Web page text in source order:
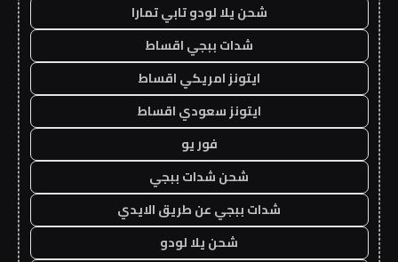
شحن يلا لودو تابي تمارا
شدات ببجي اقساط
ايتونز امريكي اقساط
ايتونز سعودي اقساط
فور يو
شحن شدات ببجي
شدات ببجي عن طريق الايدي
شحن يلا لودو